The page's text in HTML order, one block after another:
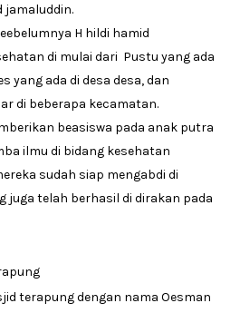
jamaluddin.
H hildi hamid
di mulai dari Pustu yang ada
yang ada di desa desa, dan
di beberapa kecamatan.
beasiswa pada anak putra
ilmu di bidang kesehatan
sudah siap mengabdi di
juga telah berhasil di dirakan pada
terapung dengan nama Oesman